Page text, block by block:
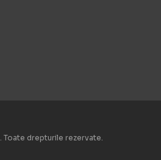
. Toate drepturile rezervate.